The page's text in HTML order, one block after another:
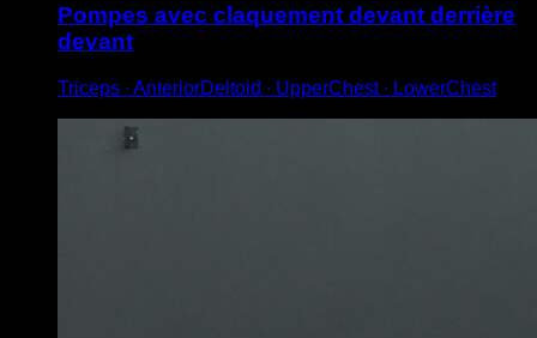
Pompes avec claquement devant derrière
devant
Triceps ∙ AnteriorDeltoid ∙ UpperChest ∙ LowerChest